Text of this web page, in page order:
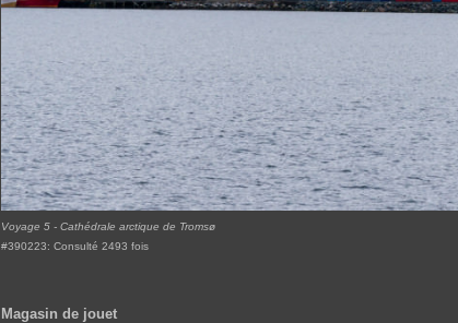
Voyage 5 - Cathédrale arctique de Tromsø
#390223: Consulté 2493 fois
Magasin de jouet